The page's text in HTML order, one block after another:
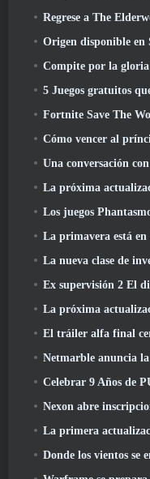
Regrese a The Elderwood
Origen disponible en Steam y
Compite por la gloria en la competencia de
5 Juegos gratuitos
Fortnite Save The World de
Cómo vencer al
Una conversación con el fundador y
La próxima actualización de
Los juegos Phantasmoon de
La primavera está en el
La nueva clase de inventor de
Ex supervisión 2 El
La próxima actualización de
El tráiler alfa final cerrado de
Netmarble anuncia la fecha de
Celebrar 9 Años de
Nexon abre inscripciones para la
La primera actualización de
Donde los vientos se